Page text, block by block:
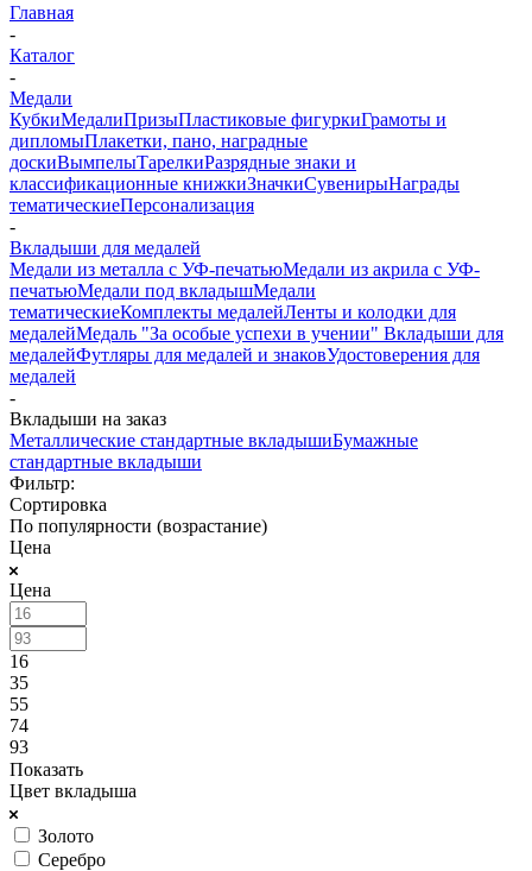
Главная
-
Каталог
-
Медали
КубкиМедалиПризыПластиковые фигуркиГрамоты и
дипломыПлакетки, пано, наградные
доскиВымпелыТарелкиРазрядные знаки и
классификационные книжкиЗначкиСувенирыНаграды
тематическиеПерсонализация
-
Вкладыши для медалей
Медали из металла с УФ-печатьюМедали из акрила с УФ-
печатьюМедали под вкладышМедали
тематическиеКомплекты медалейЛенты и колодки для
медалейМедаль "За особые успехи в учении" Вкладыши для
медалейФутляры для медалей и знаковУдостоверения для
медалей
-
Вкладыши на заказ
Металлические стандартные вкладышиБумажные
стандартные вкладыши
Фильтр:
Сортировка
По популярности (возрастание)
Цена
Цена
16
35
55
74
93
Показать
Цвет вкладыша
Золото
Серебро